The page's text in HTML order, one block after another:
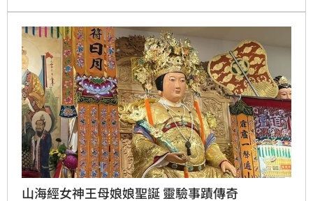
山海經女神王母娘娘聖誕 靈驗事蹟傳奇